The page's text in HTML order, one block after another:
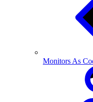
Monitors As